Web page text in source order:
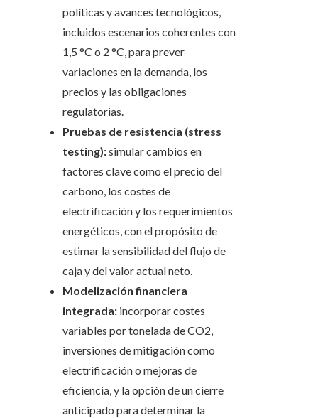
políticas y avances tecnológicos,
incluidos escenarios coherentes con
1,5 °C o 2 °C, para prever
variaciones en la demanda, los
precios y las obligaciones
regulatorias.
Pruebas de resistencia (stress
testing):simular cambios en
factores clave como el precio del
carbono, los costes de
electrificación y los requerimientos
energéticos, con el propósito de
estimar la sensibilidad del flujo de
caja y del valor actual neto.
Modelización financiera
integrada: incorporar costes
variables por tonelada de CO2,
inversiones de mitigación como
electrificación o mejoras de
eficiencia, y la opción de un cierre
anticipado para determinar la